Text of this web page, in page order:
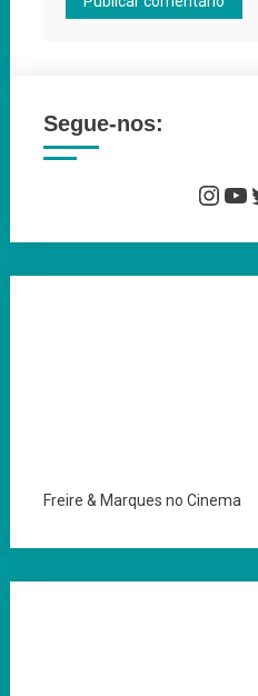
Segue-nos:
Freire & Marques no Cinema